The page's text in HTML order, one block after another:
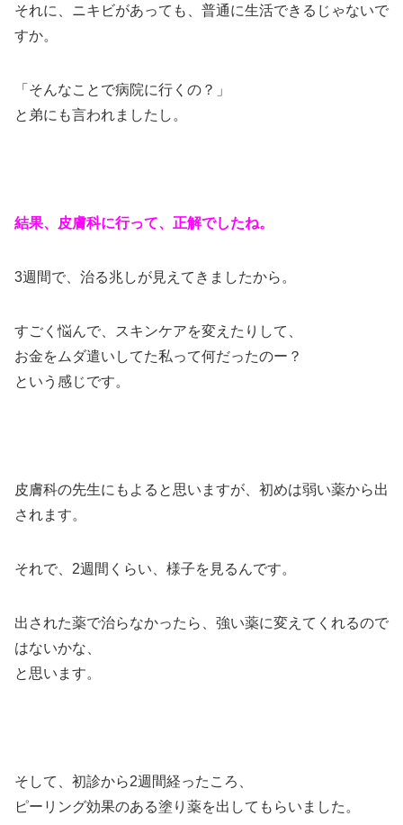
それに、ニキビがあっても、普通に生活できるじゃないで
すか。
「そんなことで病院に行くの？」
と弟にも言われましたし。
結果、皮膚科に行って、正解でしたね。
3週間で、治る兆しが見えてきましたから。
すごく悩んで、スキンケアを変えたりして、
お金をムダ遣いしてた私って何だったのー？
という感じです。
皮膚科の先生にもよると思いますが、初めは弱い薬から出
されます。
それで、2週間くらい、様子を見るんです。
出された薬で治らなかったら、強い薬に変えてくれるので
はないかな、
と思います。
そして、初診から2週間経ったころ、
ピーリング効果のある塗り薬を出してもらいました。